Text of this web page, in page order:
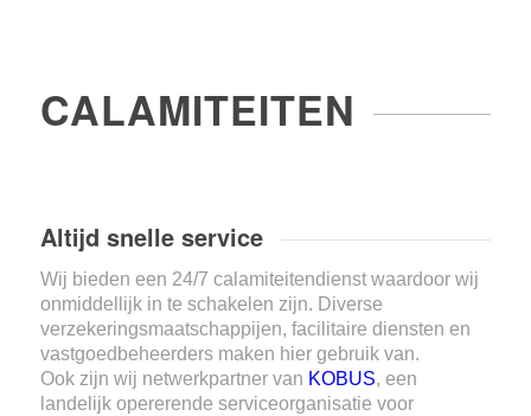
CALAMITEITEN
Altijd snelle service
Wij bieden een 24/7 calamiteitendienst waardoor wij
onmiddellijk in te schakelen zijn. Diverse
verzekeringsmaatschappijen, facilitaire diensten en
vastgoedbeheerders maken hier gebruik van.
Ook zijn wij netwerkpartner van KOBUS, een
landelijk opererende serviceorganisatie voor